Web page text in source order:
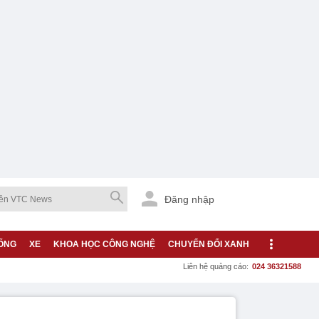
Đăng nhập
XE KHOA HỌC CÔNG NGHỆ CHUYỂN ĐỔI XANH
Liên hệ quảng cáo: 024 36321588